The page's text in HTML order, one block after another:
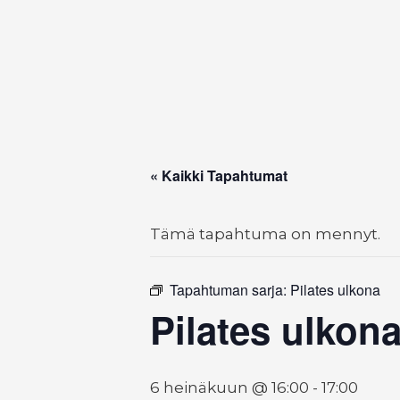
« Kaikki Tapahtumat
Tämä tapahtuma on mennyt.
Tapahtuman sarja: Pilates ulkona
Pilates
6 heinäkuun @ 16:00 - 17:00